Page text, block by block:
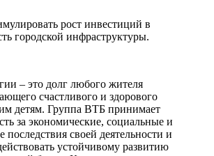
рост инвестиций в
городской инфраструктуры.
– это долг любого жителя
счастливого и здорового
детям. Группа ВТБ принимает
за экономические, социальные и
последствия своей деятельности и
устойчивому развитию